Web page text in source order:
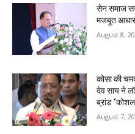
सेन समाज
मजबूत आधार
August 8,
कोसा की
देव साय ने
ब्रांड
August 7,